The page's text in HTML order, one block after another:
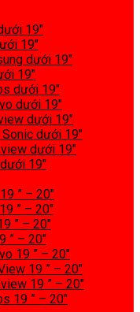
19″
19″
dưới 19″
19″
dưới 19″
dưới 19″
dưới 19″
dưới 19″
dưới 19″
19″
” – 20″
” – 20″
” – 20″
” – 20″
19 ” – 20″
19 ” – 20″
19 ” – 20″
19 ” – 20″